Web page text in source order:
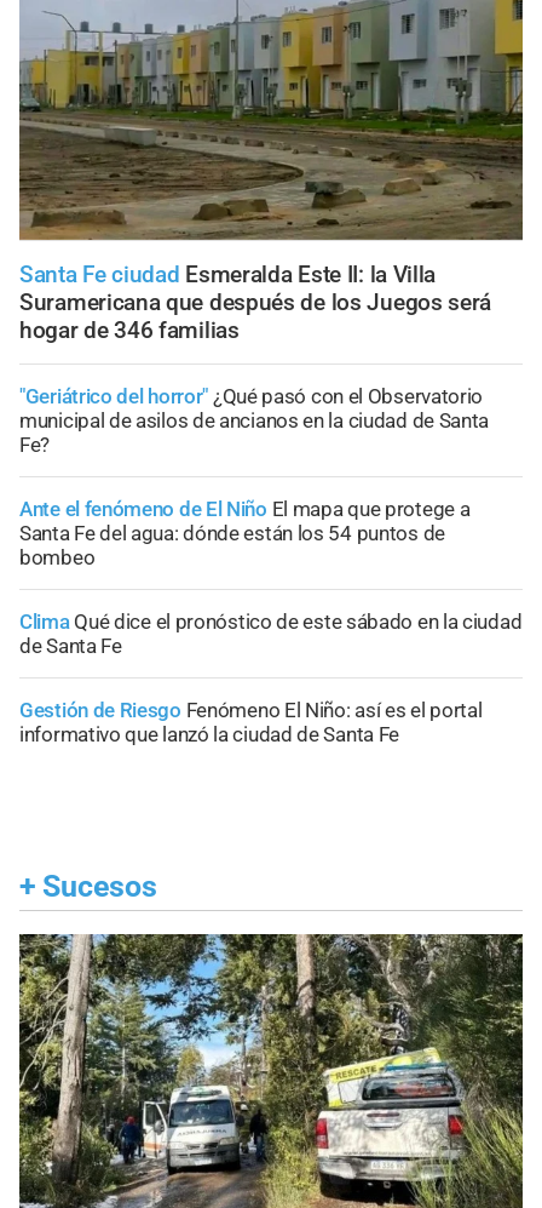
Santa Fe ciudad Esmeralda Este II: la Villa
Suramericana que después de los Juegos será
hogar de 346 familias
"Geriátrico del horror" ¿Qué pasó con el Observatorio
municipal de asilos de ancianos en la ciudad de Santa
Fe?
Ante el fenómeno de El Niño El mapa que protege a
Santa Fe del agua: dónde están los 54 puntos de
bombeo
Clima Qué dice el pronóstico de este sábado en la ciudad
de Santa Fe
Gestión de Riesgo Fenómeno El Niño: así es el portal
informativo que lanzó la ciudad de Santa Fe
+ Sucesos